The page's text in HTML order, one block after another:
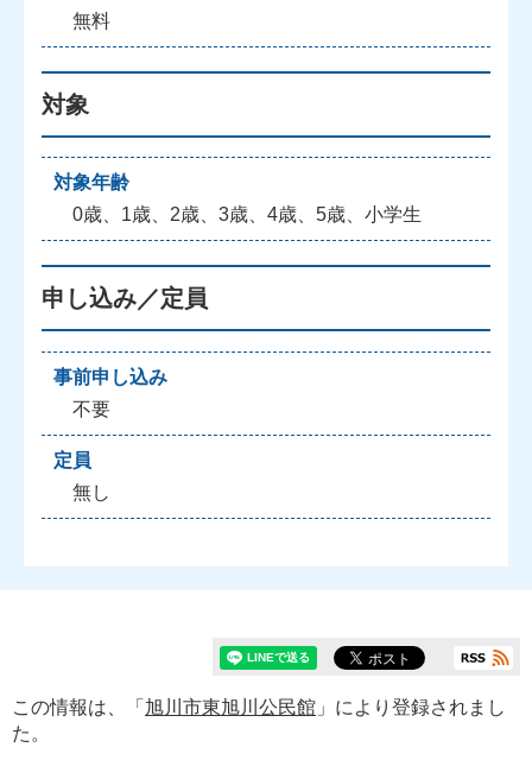
無料
対象
対象年齢
0歳、1歳、2歳、3歳、4歳、5歳、小学生
申し込み／定員
事前申し込み
不要
定員
無し
この情報は、「 旭川市東旭川公民館 」により登録されまし
た。